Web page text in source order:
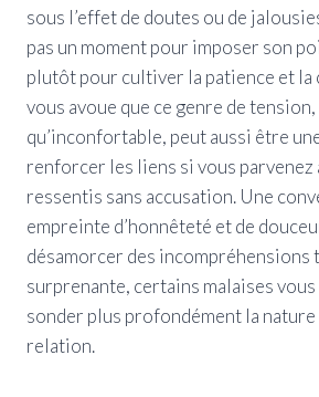
sous l’effet de doutes ou de
pas un moment pour imposer son
plutôt pour cultiver la patience et la
vous avoue que ce genre de
qu’inconfortable, peut aussi être
renforcer les liens si vous parvenez
ressentis sans accusation. Une
empreinte d’honnêteté et de
désamorcer des incompréhensions
surprenante, certains malaises
sonder plus profondément la
relation.